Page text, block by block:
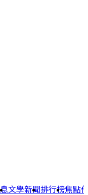
文學新聞排行榜焦點